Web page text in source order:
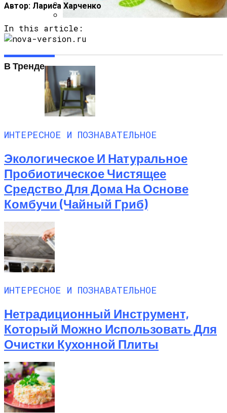
Короткие Женские Топы: Модный Писк
Сезона Лета 2021 Года
Пирожки С Мясом «Поросята»
Автор: Лариса Харченко
In this article:
В Тренде
ИНТЕРЕСНОЕ И ПОЗНАВАТЕЛЬНОЕ
Экологическое И Натуральное
Пробиотическое Чистящее
Средство Для Дома На Основе
Комбучи (чайный Гриб)
ИНТЕРЕСНОЕ И ПОЗНАВАТЕЛЬНОЕ
Нетрадиционный Инструмент,
Который Можно Использовать Для
Очистки Кухонной Плиты